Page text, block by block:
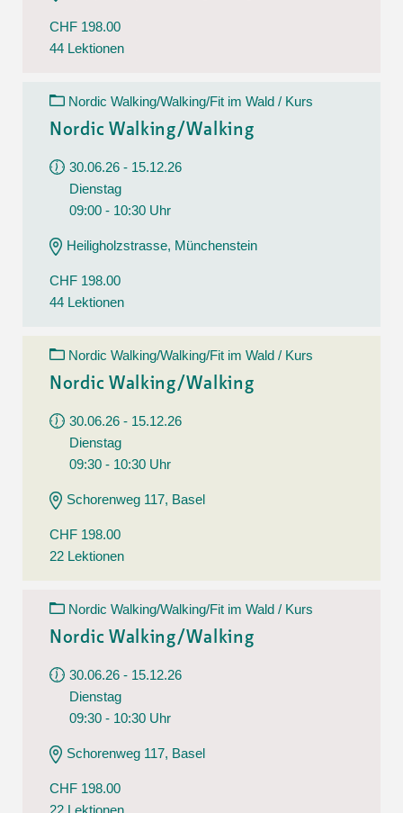
CHF 198.00
44 Lektionen
Nordic Walking/Walking/Fit im Wald / Kurs
Nordic Walking/Walking
30.06.26 - 15.12.26
Dienstag
09:00 - 10:30 Uhr
Heiligholzstrasse, Münchenstein
CHF 198.00
44 Lektionen
Nordic Walking/Walking/Fit im Wald / Kurs
Nordic Walking/Walking
30.06.26 - 15.12.26
Dienstag
09:30 - 10:30 Uhr
Schorenweg 117, Basel
CHF 198.00
22 Lektionen
Nordic Walking/Walking/Fit im Wald / Kurs
Nordic Walking/Walking
30.06.26 - 15.12.26
Dienstag
09:30 - 10:30 Uhr
Schorenweg 117, Basel
CHF 198.00
22 Lektionen